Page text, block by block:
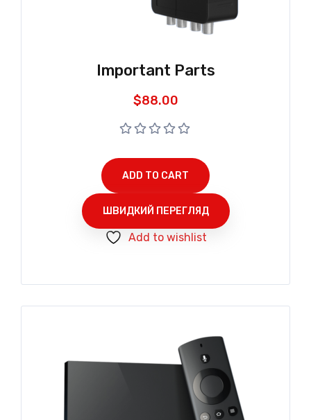
Important Parts
$88.00
ADD TO CART
ШВИДКИЙ ПЕРЕГЛЯД
Add to wishlist